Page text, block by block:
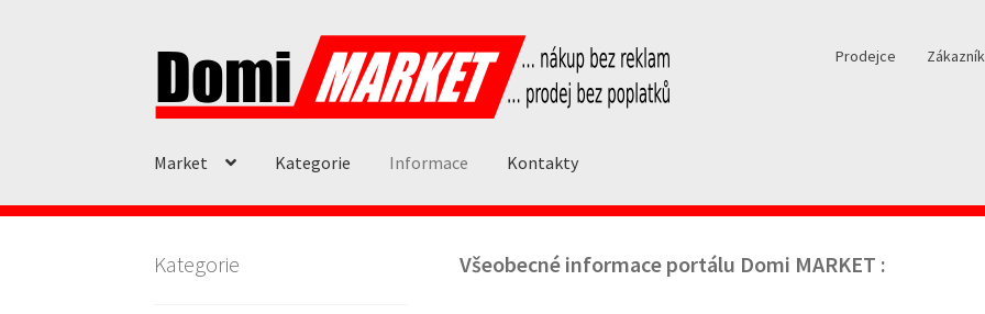
navigaci
obsahu
Prodejce Zákazník
Market Kategorie Informace Kontakty
Všeobecné informace portálu Domi MARKET :
Kategorie